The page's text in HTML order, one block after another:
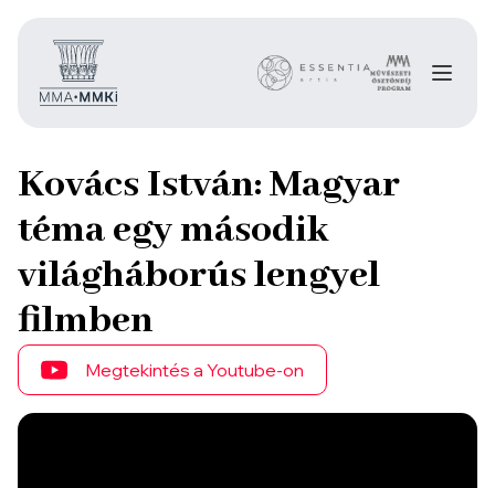
Kovács István: Magyar
téma egy második
világháborús lengyel
filmben
Megtekintés a Youtube-on